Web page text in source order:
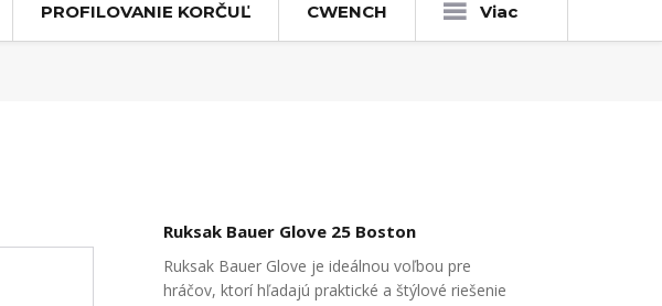
PROFILOVANIE KORČUĽ CWENCH Viac
Ruksak Bauer Glove 25 Boston
Ruksak Bauer Glove je ideálnou voľbou pre
hráčov, ktorí hľadajú praktické a štýlové riešenie